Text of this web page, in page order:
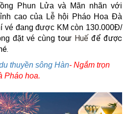
Phun Lửa và Mãn nhãn với
cao của Lễ hội Pháo Hoa Đà
vé đang được KM còn 130.000Đ/
đặt vé cùng tour Huế để được
thuyền sông Hàn- Ngắm trọn
Pháo hoa.